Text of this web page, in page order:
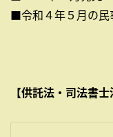
■令和４年５月の民
【供託法・司法書士